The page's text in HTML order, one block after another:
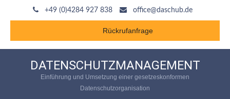
+49 (0)4284 927 838 office@daschub.de
Rückrufanfrage
DATENSCHUTZMANAGEMENT
Einführung und Umsetzung einer gesetzeskonformen
Datenschutzorganisation